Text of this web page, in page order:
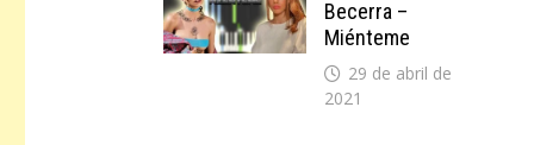
Becerra –
Miénteme
29 de abril de
2021